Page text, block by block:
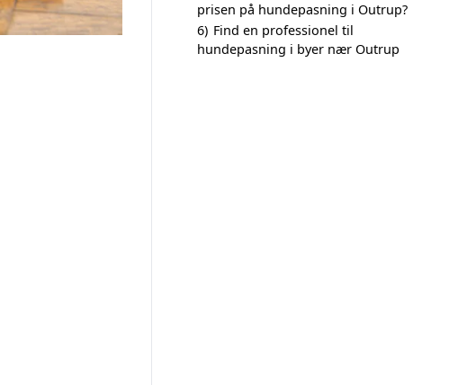
prisen på hundepasning i Outrup?
6) Find en professionel til
hundepasning i byer nær Outrup